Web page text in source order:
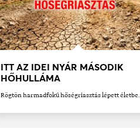
ITT AZ IDEI NYÁR MÁSODIK
HŐHULLÁMA
Rögtön harmadfokú hőségriasztás lépett életbe.